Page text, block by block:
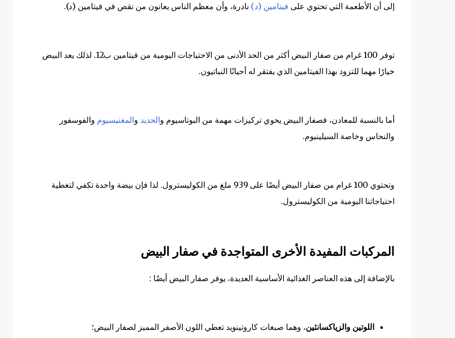
إلى أن الأطعمة التي تحتوي على فيتامين (د) نادرة، وأن معظم الناس يعانون من نقص في فيتامين (د).
توفر 100 غرام من صفار البيض أكثر من الحد الأدنى من الاحتياجات اليومية من فيتامين ب12. لذلك يعد البيض
خيارًا مهما للتزود بهذا الفيتامين الذي يفتقر له أحيانًا النباتيون.
أما بالنسبة للمعادن، فصفار البيض يحوي تركيزات مهمة من البوتاسيوم والحديد والمغنيسيوم والفوسفور
والنحاس وخاصة السيلينيوم.
وتحتوي 100 غرام من صفار البيض أيضًا على 939 ملغ من الكوليسترول. لذا فإن بيضة واحدة تكفي لتغطية
احتياجاتنا اليومية من الكوليسترول.
المركبات المفيدة الأخرى المتواجدة في صفار البيض
بالإضافة إلى هذه العناصر الغذائية الأساسية العديدة، يوفر صفار البيض أيضًا :
اللوتين والزياكسانثين، وهما صبغات كاروتينويد تعطي اللون الأصفر المميز لصفار البيض؛